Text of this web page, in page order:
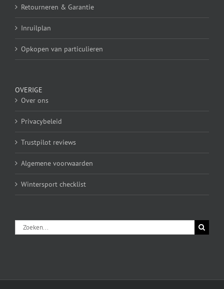
Retourneren & Garantie
Inruilplan
Opkopen van particulieren
OVERIGE
Over ons
Privacybeleid
Trustpilot reviews
Algemene voorwaarden
Wintersport checklist
Zoeken
naar: